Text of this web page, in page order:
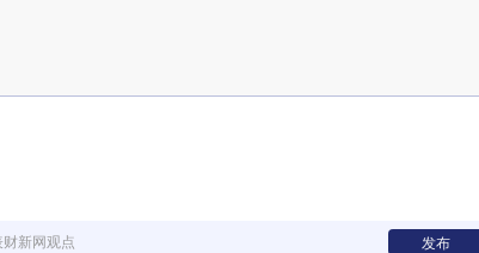
新网观点 发布